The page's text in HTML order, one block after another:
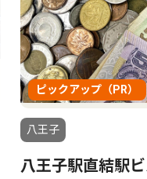
ピックアップ（PR）
八王子
八王子駅直結駅